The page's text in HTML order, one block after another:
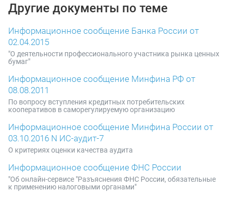
Другие документы по теме
Информационное сообщение Банка России от
02.04.2015
"О деятельности профессионального участника рынка ценных
бумаг"
Информационное сообщение Минфина РФ от
08.08.2011
По вопросу вступления кредитных потребительских
кооперативов в саморегулируемую организацию
Информационное сообщение Минфина России от
03.10.2016 N ИС-аудит-7
О критериях оценки качества аудита
Информационное сообщение ФНС России
"Об онлайн-сервисе "Разъяснения ФНС России, обязательные
к применению налоговыми органами"